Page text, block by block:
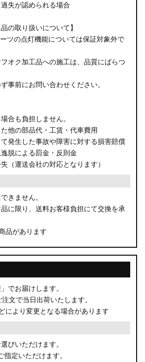
失が認められる場合
の取り扱いについて】
ツの点灯機能については保証対象外で
オク加工品への施工は、品質にばらつ
事前にお問い合わせください。
合も負担しません。
他の部品代・工賃・代車費用
て発生した事故や障害に対する損害賠償
脱による罰金・反則金
（運送会社の対応となります）
きません。
に限り、送料お客様負担にて交換を承
品があります
でお届けします。
文で当日出荷いたします。
により変更となる場合があります
びいただけます。
指定いただけます。